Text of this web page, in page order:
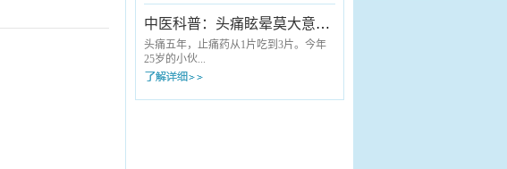
天都黑了，操心又费事。”这是长丰县许
多患者曾经的共同感受。但如今，这样
的“折腾”成了历史。不用跑省城，名医就
在身边“老人家，您的血压有点高，给您
调整...
1 重点（特色）专科国家级00省 级22市
级44院 级001.2 “江淮名医”人数001.3 床
医比221.4 床护比3.23.22.医疗费用2.1 门
诊患者人均医疗费用（元）
151.56148.882.2 住院患者人均医疗费用
患者单病种平均费用（见附件2）2.4 基
中医科普：头痛眩晕莫大意，可能是胆经在“报警”！
头痛五年，止痛药从1片吃到3片。今年
25岁的小伙...
子邵某洋，家住长丰县罗塘乡邵集村，